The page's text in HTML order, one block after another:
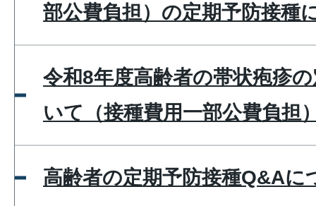
部公費負担）の定期予防接種
令和8年度高齢者の帯状疱疹
いて（接種費用一部公費負担
高齢者の定期予防接種Q&Aに